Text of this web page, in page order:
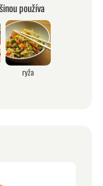
používa
ryža